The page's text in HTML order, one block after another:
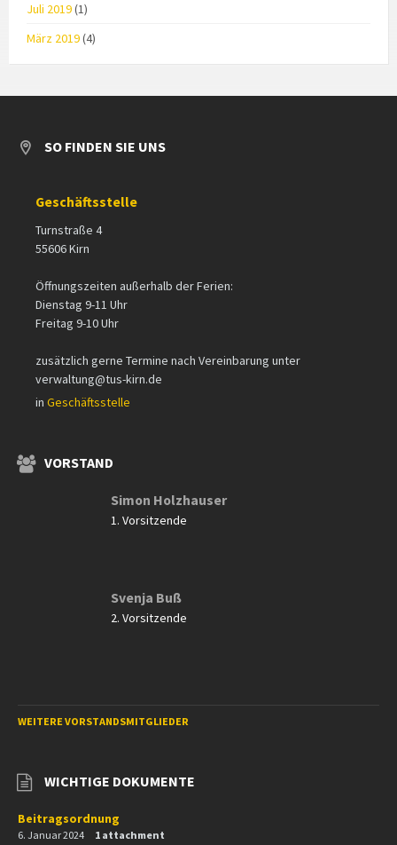
Juli 2019(1)
März 2019(4)
SO FINDEN SIE UNS
Geschäftsstelle
Turnstraße 4
55606 Kirn
Öffnungszeiten außerhalb der Ferien:
Dienstag 9-11 Uhr
Freitag 9-10 Uhr
zusätzlich gerne Termine nach Vereinbarung unter
verwaltung@tus-kirn.de
in Geschäftsstelle
VORSTAND
Simon Holzhauser
1. Vorsitzende
Svenja Buß
2. Vorsitzende
WEITERE VORSTANDSMITGLIEDER
WICHTIGE DOKUMENTE
Beitragsordnung
6. Januar 2024 1 attachment